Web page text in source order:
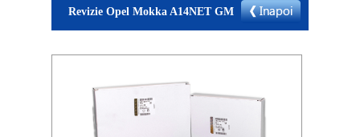
Revizie Opel Mokka A14NET GM